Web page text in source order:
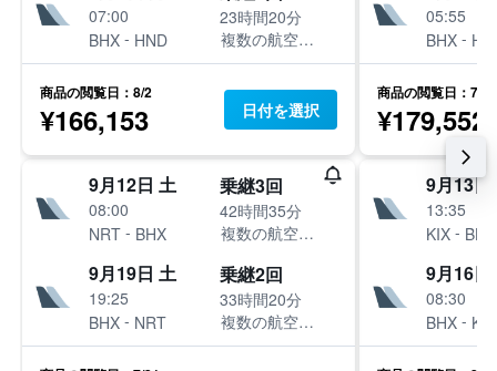
07:00
BHX - HND
23時間20分
複数の航空会社
商品の閲覧日：8/2
¥166,153 日付を選択
9月12日 土
08:00
NRT - BHX
乗継3回
42時間35分
複数の航空会社
9月19日 土
19:25
BHX - NRT
乗継2回
33時間20分
複数の航空会社
05:55
BHX -
商品の閲覧日：7/31
¥179,552
9月13日
13:35
KIX - BHX
9月16日
08:30
BHX - KIX